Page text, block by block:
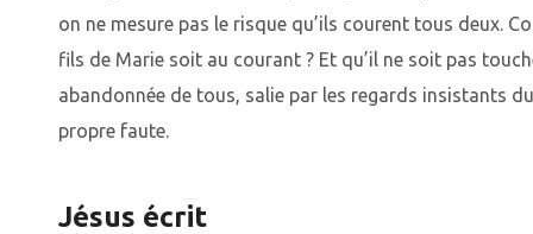
on ne mesure pas le risque qu’ils courent tous deux.
fils de Marie soit au courant ? Et qu’il ne soit pas
abandonnée de tous, salie par les regards insistants
propre faute.
Jésus écrit